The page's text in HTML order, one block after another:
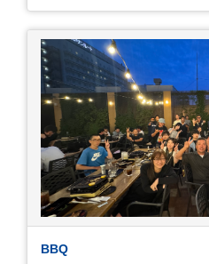
ンボが卵を産んで、ヤゴ
りします。ヤゴはメダカ
とは別にしたいのですが
が見たくて飼ってみまし
そうでしたが、だめなよ
んのトンボが飛んでいま
かえるというのは厳しい
私たち、生かされている
ないともったいないなと
ら教えていただきました
BBQ